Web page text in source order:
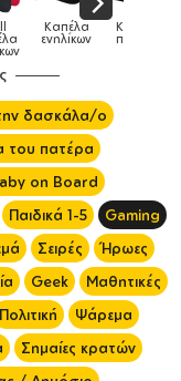
Καπέλα
παιδικά Κούπες
δασκάλα/ο
του πατέρα
on Board
Παιδικά 1-5
Gaming
Σειρές
Ήρωες
Geek
Μαθητικές
Πολιτική
Ψάρεμα
Σημαίες κρατών